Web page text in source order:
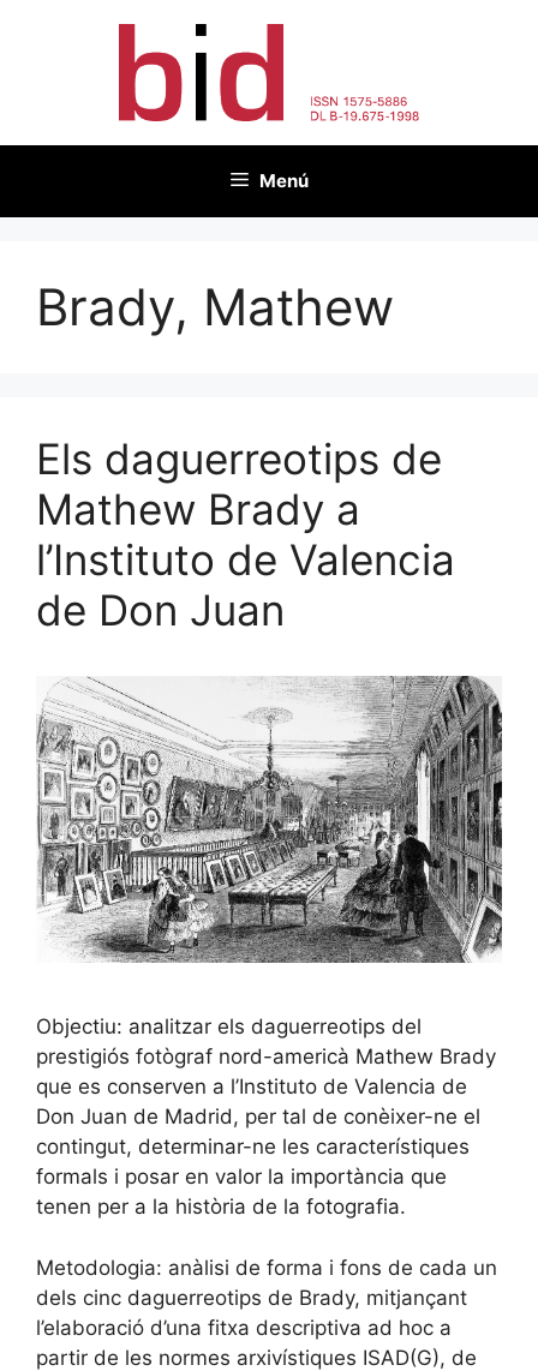
Menú
Brady, Mathew
Els daguerreotips de
Mathew Brady a
l’Instituto de Valencia
de Don Juan
Objectiu: analitzar els daguerreotips del
prestigiós fotògraf nord-americà Mathew Brady
que es conserven a l’Instituto de Valencia de
Don Juan de Madrid, per tal de conèixer-ne el
contingut, determinar-ne les característiques
formals i posar en valor la importància que
tenen per a la història de la fotografia.
Metodologia: anàlisi de forma i fons de cada un
dels cinc daguerreotips de Brady, mitjançant
l’elaboració d’una fitxa descriptiva ad hoc a
partir de les normes arxivístiques ISAD(G), de